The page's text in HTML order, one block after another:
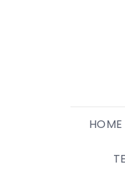
HOME